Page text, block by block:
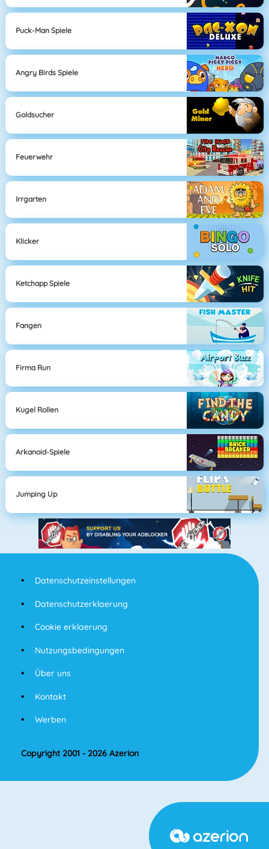
Puck-Man Spiele
Angry Birds Spiele
Goldsucher
Feuerwehr
Irrgarten
Klicker
Ketchapp Spiele
Fangen
Firma Run
Kugel Rollen
Arkanoid-Spiele
Jumping Up
Datenschutzeinstellungen
Datenschutzerklaerung
Cookie erklaerung
Nutzungsbedingungen
Über uns
Kontakt
Werben
Copyright 2001 - 2026 Azerion